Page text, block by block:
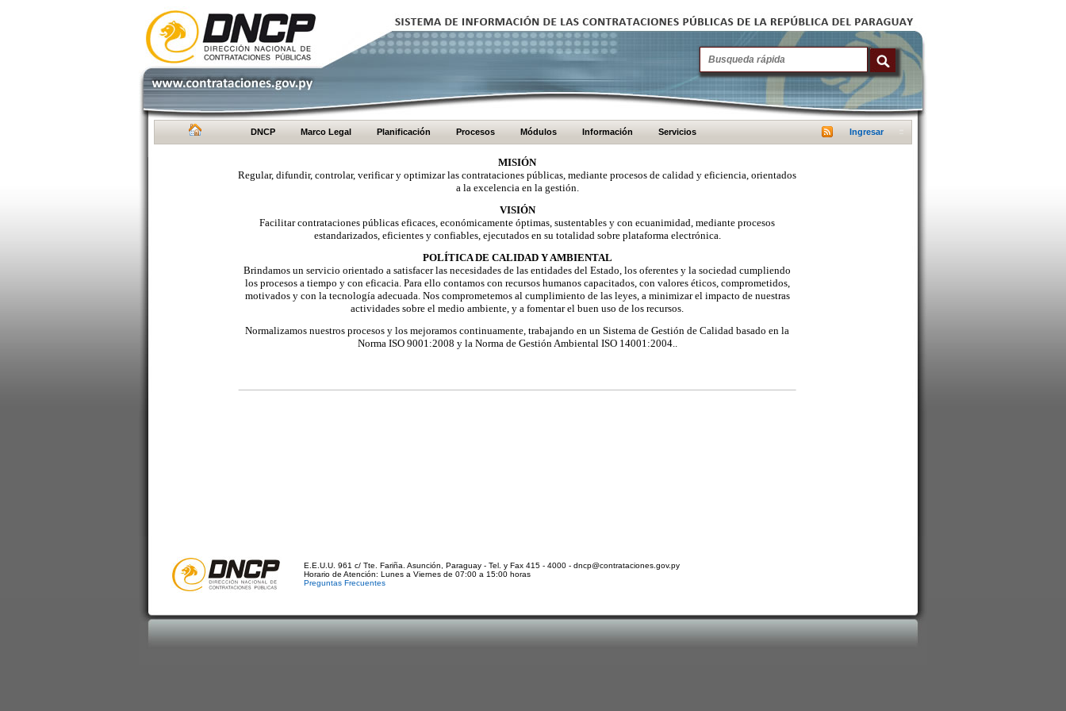
DNCP Marco Legal Planificación Procesos Módulos Información Servicios Ingresar
MISIÓN
Regular, difundir, controlar, verificar y optimizar las contrataciones públicas, mediante procesos de calidad y eficiencia, orientados
a la excelencia en la gestión.
VISIÓN
Facilitar contrataciones públicas eficaces, económicamente óptimas, sustentables y con ecuanimidad, mediante procesos
estandarizados, eficientes y confiables, ejecutados en su totalidad sobre plataforma electrónica.
POLÍTICA DE CALIDAD Y AMBIENTAL
Brindamos un servicio orientado a satisfacer las necesidades de las entidades del Estado, los oferentes y la sociedad cumpliendo
los procesos a tiempo y con eficacia. Para ello contamos con recursos humanos capacitados, con valores éticos, comprometidos,
motivados y con la tecnología adecuada. Nos comprometemos al cumplimiento de las leyes, a minimizar el impacto de nuestras
actividades sobre el medio ambiente, y a fomentar el buen uso de los recursos.
Normalizamos nuestros procesos y los mejoramos continuamente, trabajando en un Sistema de Gestión de Calidad basado en la
Norma ISO 9001:2008 y la Norma de Gestión Ambiental ISO 14001:2004..
E.E.U.U. 961 c/ Tte. Fariña. Asunción, Paraguay - Tel. y Fax 415 - 4000 - dncp@contrataciones.gov.py
Horario de Atención: Lunes a Viernes de 07:00 a 15:00 horas
Preguntas Frecuentes